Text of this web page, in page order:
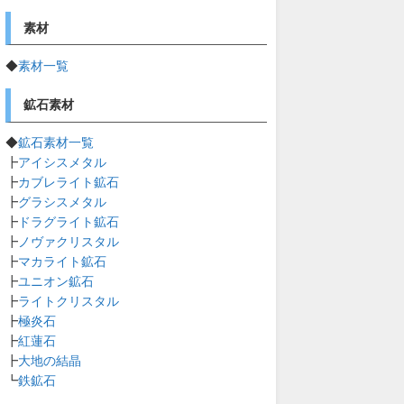
素材
◆素材一覧
鉱石素材
◆鉱石素材一覧
┣アイシスメタル
┣カブレライト鉱石
┣グラシスメタル
┣ ドラグライト鉱石
┣ ノヴァクリスタル
┣マカライト鉱石
┣ユニオン鉱石
┣ライトクリスタル
┣極炎石
┣紅蓮石
┣大地の結晶
┗鉄鉱石